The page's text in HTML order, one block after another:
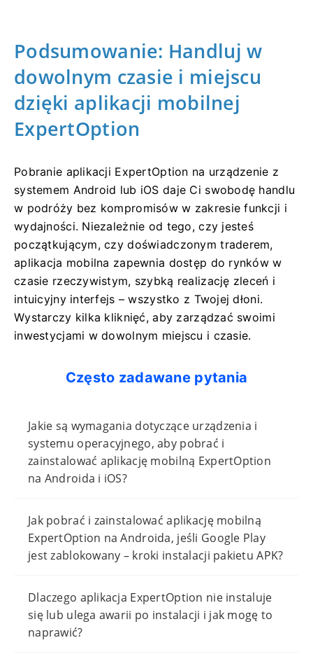
Podsumowanie: Handluj w
dowolnym czasie i miejscu
dzięki aplikacji mobilnej
ExpertOption
Pobranie aplikacji ExpertOption na urządzenie z
systemem Android lub iOS daje Ci swobodę handlu
w podróży bez kompromisów w zakresie funkcji i
wydajności. Niezależnie od tego, czy jesteś
początkującym, czy doświadczonym traderem,
aplikacja mobilna zapewnia dostęp do rynków w
czasie rzeczywistym, szybką realizację zleceń i
intuicyjny interfejs – wszystko z Twojej dłoni.
Wystarczy kilka kliknięć, aby zarządzać swoimi
inwestycjami w dowolnym miejscu i czasie.
Często zadawane pytania
Jakie są wymagania dotyczące urządzenia i
systemu operacyjnego, aby pobrać i
zainstalować aplikację mobilną ExpertOption
na Androida i iOS?
Jak pobrać i zainstalować aplikację mobilną
ExpertOption na Androida, jeśli Google Play
jest zablokowany – kroki instalacji pakietu APK?
Dlaczego aplikacja ExpertOption nie instaluje
się lub ulega awarii po instalacji i jak mogę to
naprawić?